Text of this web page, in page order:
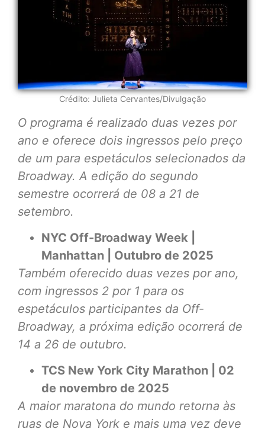
Crédito: Julieta Cervantes/Divulgação
O programa é realizado duas vezes por
ano e oferece dois ingressos pelo preço
de um para espetáculos selecionados da
Broadway. A edição do segundo
semestre ocorrerá de 08 a 21 de
setembro.
NYC Off-Broadway Week |
Manhattan | Outubro de 2025
Também oferecido duas vezes por ano,
com ingressos 2 por 1 para os
espetáculos participantes da Off-
Broadway, a próxima edição ocorrerá de
14 a 26 de outubro.
TCS New York City Marathon | 02
de novembro de 2025
A maior maratona do mundo retorna às
ruas de Nova York e mais uma vez deve